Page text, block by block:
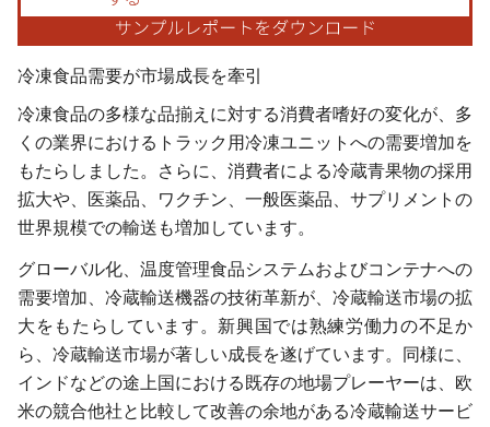
冷凍食品需要が市場成長を牽引
冷凍食品の多様な品揃えに対する消費者嗜好の変化が、多
くの業界におけるトラック用冷凍ユニットへの需要増加を
もたらしました。さらに、消費者による冷蔵青果物の採用
拡大や、医薬品、ワクチン、一般医薬品、サプリメントの
世界規模での輸送も増加しています。
グローバル化、温度管理食品システムおよびコンテナへの
需要増加、冷蔵輸送機器の技術革新が、冷蔵輸送市場の拡
大をもたらしています。新興国では熟練労働力の不足か
ら、冷蔵輸送市場が著しい成長を遂げています。同様に、
インドなどの途上国における既存の地場プレーヤーは、欧
米の競合他社と比較して改善の余地がある冷蔵輸送サービ